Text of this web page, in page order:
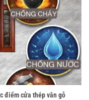
điểm cửa thép vân gỗ